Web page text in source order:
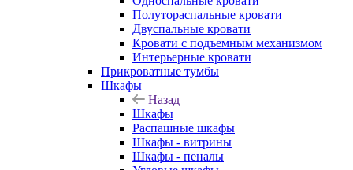
Полутораспальные кровати
Двуспальные кровати
Кровати с подъемным механизмом
Интерьерные кровати
Прикроватные тумбы
Шкафы
Назад
Шкафы
Распашные шкафы
Шкафы - витрины
Шкафы - пеналы